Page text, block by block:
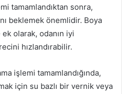
tamamlandıktan sonra,
beklemek önemlidir. Boya
olarak, odanın iyi
hızlandırabilir.
işlemi tamamlandığında,
için su bazlı bir vernik veya